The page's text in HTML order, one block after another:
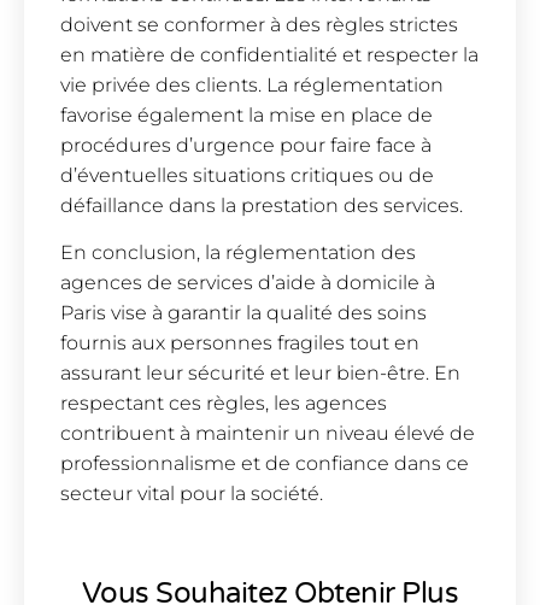
doivent se conformer à des règles strictes
en matière de confidentialité et respecter la
vie privée des clients. La réglementation
favorise également la mise en place de
procédures d’urgence pour faire face à
d’éventuelles situations critiques ou de
défaillance dans la prestation des services.
En conclusion, la réglementation des
agences de services d’aide à domicile à
Paris vise à garantir la qualité des soins
fournis aux personnes fragiles tout en
assurant leur sécurité et leur bien-être. En
respectant ces règles, les agences
contribuent à maintenir un niveau élevé de
professionnalisme et de confiance dans ce
secteur vital pour la société.
Vous Souhaitez Obtenir Plus